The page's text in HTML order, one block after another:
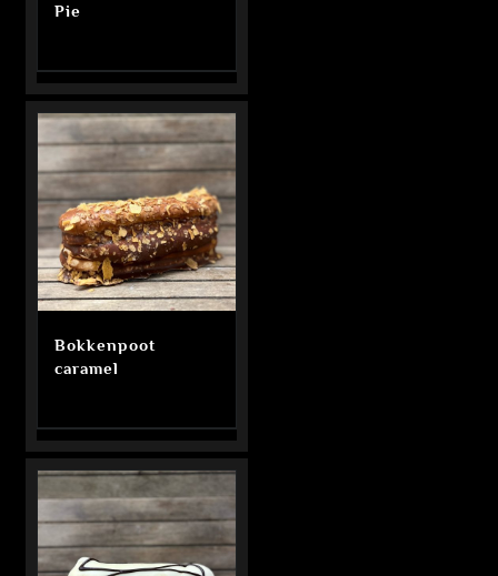
Pie
Bokkenpoot
caramel